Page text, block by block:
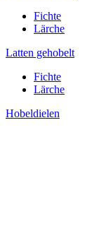
Fichte
Lärche
Latten gehobelt
Fichte
Lärche
Hobeldielen